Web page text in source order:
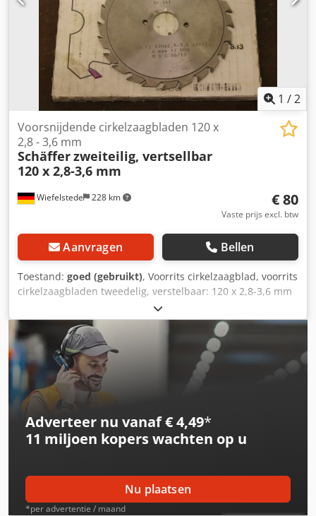
1 /2
Wiefelstede 228 km
Voorsnijdende cirkelzaagbladen 120 x
2,8 - 3,6 mm
Schäfferzweiteilig, vertsellbar
120 x 2,8-3,6 mm
€ 80
Vaste prijs excl. btw
Aanvragen Bellen
Toestand: goed (gebruikt), Voorrits cirkelzaagblad, voorrits
cirkelzaagbladen tweedelig, verstelbaar: 120 x 2,8-3,6 mm
Dsdpfx Aeb D I Dienzock voor het voorritsen van
plaatmaterialen, laminaat, ... voorzien van hardmetalen
tanden gewicht: 0,3 kg
Adverteer nu vanaf € 4,49*
11 miljoen koperswachten op u
Nu plaatsen
*per advertentie / maand